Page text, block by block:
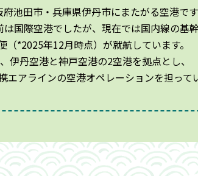
池田市・兵庫県伊丹市にまたがる空港で
国際空港でしたが、現在では国内線の基
（*2025年12月時点）が就航しています。
伊丹空港と神戸空港の2空港を拠点とし、
エアラインの空港オペレーションを担って